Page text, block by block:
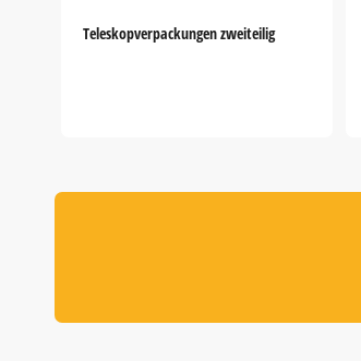
Teleskopverpackungen zweiteilig
5